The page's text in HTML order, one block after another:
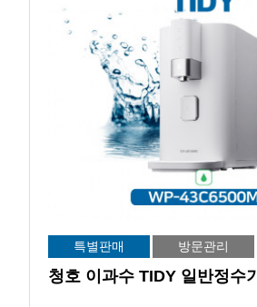
특별판매 방문관리
청호 이과수 TIDY 일반정수기